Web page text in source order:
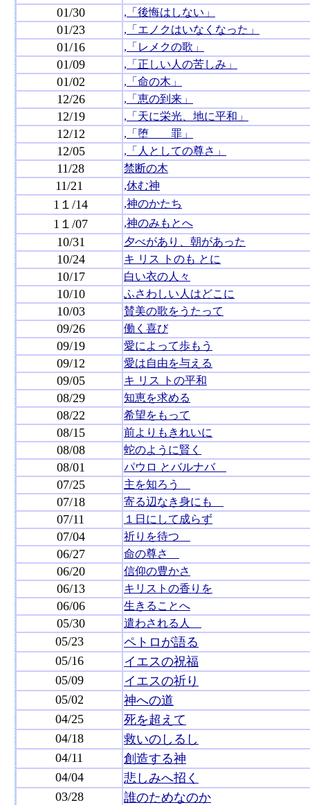
01/30 ,「後悔はしない」
01/23 ,「エノクはいなくなった」
01/16 ,「レメクの歌」
01/09 ,「正しい人の苦しみ」
01/02 ,「命の木」
12/26 ,「恵の到来」
12/19 ,「天に栄光、地に平和」
12/12 ,「堕 罪」
12/05 ,「人としての尊さ」
11/28 禁断の木
11/21 ,休む神
1１/14 ,神のかたち
1１/07 ,神のみもとへ
10/31 夕べがあり、朝があった
10/24 キ リス トのも とに
10/17 白い衣の人々
10/10 ふさわしい人はどこに
10/03 賛美の歌をうたって
09/26 働く喜び
09/19 愛によって歩もう
09/12 愛は自由を与える
09/05 キ リス トの平和
08/29 知恵を求める
08/22 希望をもって
08/15 前よりもきれいに
08/08 蛇のように賢く
08/01 パウロ とバルナバ
07/25 主を知ろう
07/18 寄る辺なき身にも
07/11 １日にして成らず
07/04 祈りを待つ
06/27 命の尊さ
06/20 信仰の豊かさ
06/13 キリストの香りを
06/06 生きることへ
05/30 遣わされる人
05/23
ペトロが語る
05/16
イエスの祝福
05/09
イエスの祈り
05/02
神への道
04/25
死を超えて
04/18
救いのしるし
04/11
創造する神
04/04
悲しみへ招く
03/28
誰のためなのか